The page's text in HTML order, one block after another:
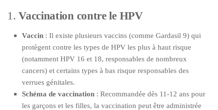
1.Vaccination contre le HPV
Vaccin : Il existe plusieurs vaccins (comme Gardasil 9) qui
protègent contre les types de HPV les plus à haut risque
(notamment HPV 16 et 18, responsables de nombreux
cancers) et certains types à bas risque responsables des
verrues génitales.
Schéma de vaccination : Recommandée dès 11-12 ans pour
les garçons et les filles, la vaccination peut être administrée